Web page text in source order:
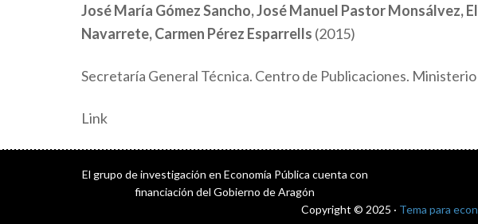
José María Gómez Sancho, José Manuel Pastor Monsálvez,
Navarrete, Carmen Pérez Esparrells (2015)
Secretaría General Técnica. Centro de Publicaciones.
Link
El grupo de investigación en Economía Pública cuenta con
financiación del Gobierno de Aragón
Copyright © 2025 · Tema para